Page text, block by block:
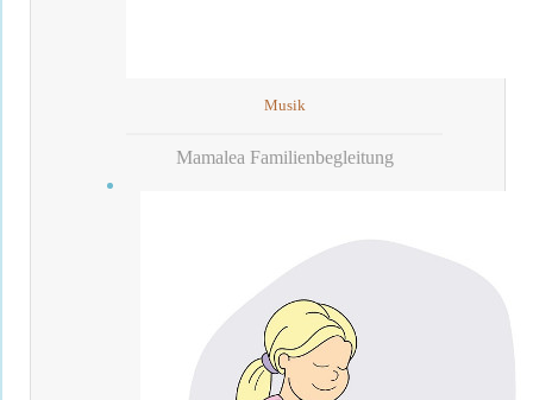
Musik
Mamalea Familienbegleitung